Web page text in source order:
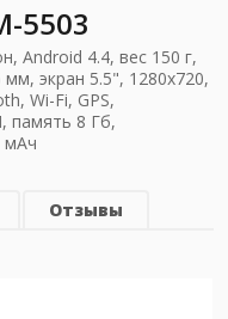
5503
Android 4.4, вес 150 г,
экран 5.5", 1280x720,
Wi-Fi, GPS,
память 8 Гб,
мАч
Отзывы